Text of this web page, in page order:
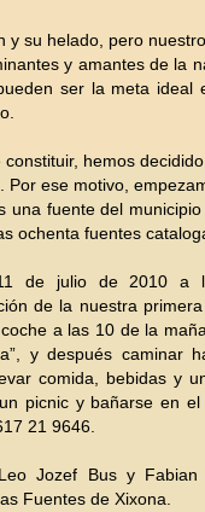
y su helado, pero
y amantes de la
ser la meta ideal
hemos
ese motivo,
una fuente del
ochenta fuentes
de julio de 2010 a
de la nuestra
a las 10 de la
y después caminar
comida, bebidas y
picnic y bañarse en
21 9646.
Jozef Bus y
Fuentes de Xixona.